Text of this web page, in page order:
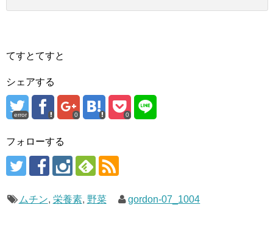
てすとてすと
シェアする
error 0 0
フォローする
ムチン, 栄養素, 野菜 gordon-07_1004